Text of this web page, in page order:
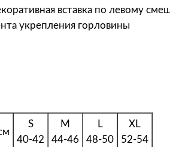
вставка по левому
укрепления горловины
S
40-42
M
44-46
L
48-50
XL
52-54